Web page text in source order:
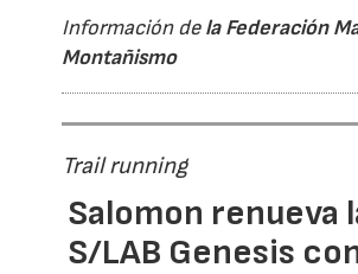
Información dela Federación
Montañismo
Trail running
Salomon renueva
S/LAB Genesis